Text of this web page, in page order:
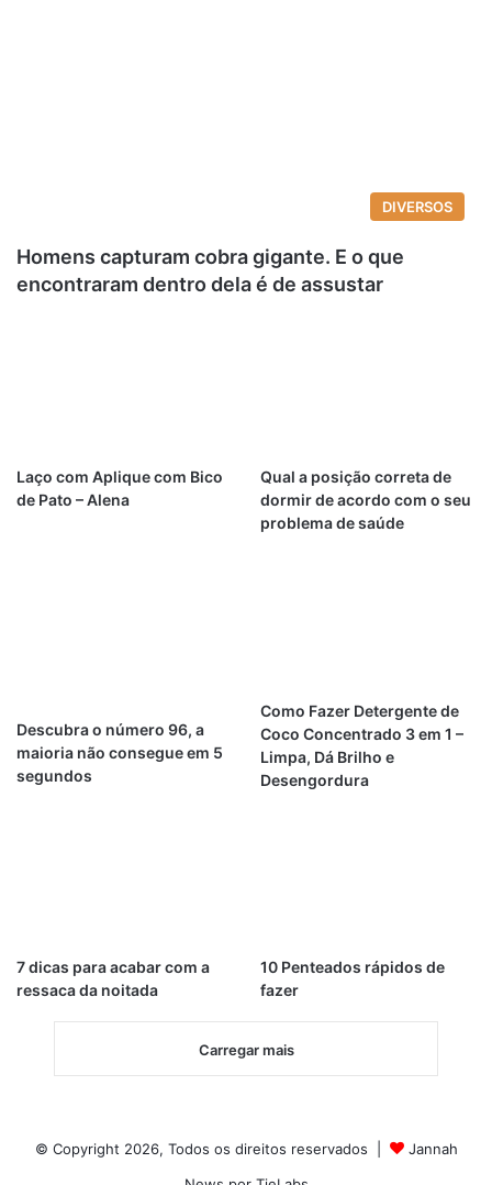
DIVERSOS
Homens capturam cobra gigante. E o que
encontraram dentro dela é de assustar
Laço com Aplique com Bico
de Pato – Alena
Qual a posição correta de
dormir de acordo com o seu
problema de saúde
Descubra o número 96, a
maioria não consegue em 5
segundos
Como Fazer Detergente de
Coco Concentrado 3 em 1 –
Limpa, Dá Brilho e
Desengordura
7 dicas para acabar com a
ressaca da noitada
10 Penteados rápidos de
fazer
Carregar mais
© Copyright 2026, Todos os direitos reservados |
Jannah